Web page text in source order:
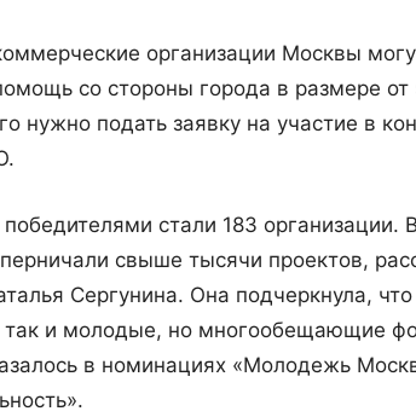
организации Москвы
со стороны города в размере
нужно подать заявку на участие в
стали 183 организации.
свыше тысячи проектов,
Сергунина. Она подчеркнула,
так и молодые, но многообещающие
в номинациях «Молодежь